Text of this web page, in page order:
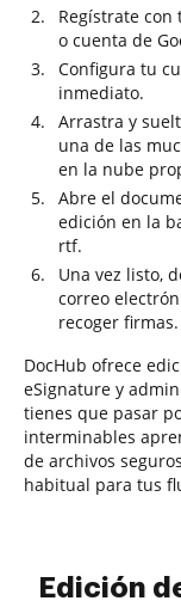
Regístrate
o cuenta de
Configura tu
inmediato.
Arrastra y
una de las
en la nube
Abre el
edición en la
rtf.
Una vez listo,
correo
recoger firmas.
DocHub ofrece
eSignature y
tienes que pasar
interminables
de archivos
habitual para tus
Edición